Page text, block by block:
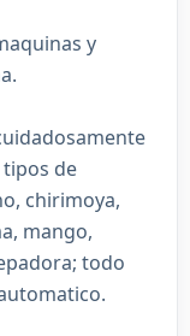
y
de
chirimoya,
mango,
todo